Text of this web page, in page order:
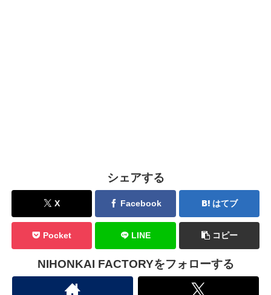
シェアする
X Facebook はてブ
Pocket LINE コピー
NIHONKAI FACTORYをフォローする